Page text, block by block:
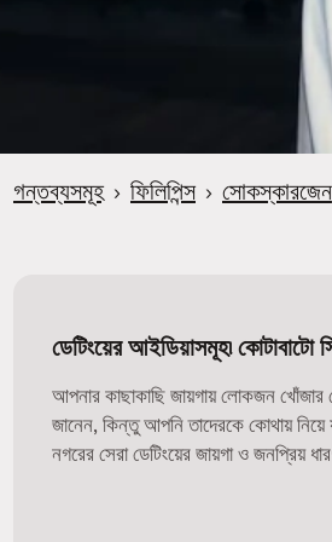
গন্তব্যসমূহ › ফিলিপিন্স › সোকস্কারজেন
ডেটিংয়ের আইডিয়াসমূহ৷ কোটাবাটো
আপনার কাছাকাছি জায়গায় লোকজন খোঁজার
জানেন, কিন্তু আপনি তাদেরকে কোথায় নিয়ে
নগরের সেরা ডেটিংয়ের জায়গা ও জনপ্রিয়